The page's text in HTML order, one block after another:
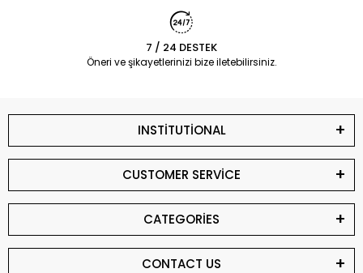
7 / 24 DESTEK
Öneri ve şikayetlerinizi bize iletebilirsiniz.
INSTİTUTİONAL
CUSTOMER SERVİCE
CATEGORİES
CONTACT US